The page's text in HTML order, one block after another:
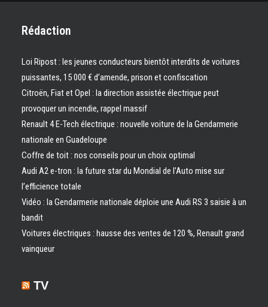
Rédaction
Loi Ripost : les jeunes conducteurs bientôt interdits de voitures
puissantes, 15 000 € d’amende, prison et confiscation
Citroën, Fiat et Opel : la direction assistée électrique peut
provoquer un incendie, rappel massif
Renault 4 E-Tech électrique : nouvelle voiture de la Gendarmerie
nationale en Guadeloupe
Coffre de toit : nos conseils pour un choix optimal
Audi A2 e-tron : la future star du Mondial de l’Auto mise sur
l’efficience totale
Vidéo : la Gendarmerie nationale déploie une Audi RS 3 saisie à un
bandit
Voitures électriques : hausse des ventes de 120 %, Renault grand
vainqueur
TV